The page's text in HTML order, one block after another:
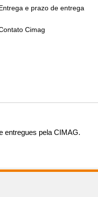
e prazo de entrega
Cimag
entregues pela CIMAG.